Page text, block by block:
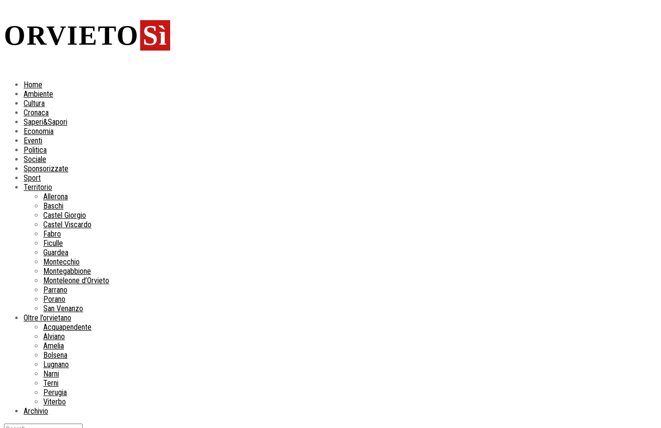
ORVIETO Sì
Home
Ambiente
Cultura
Cronaca
Saperi&Sapori
Economia
Eventi
Politica
Sociale
Sponsorizzate
Sport
Territorio
Allerona
Baschi
Castel Giorgio
Castel Viscardo
Fabro
Ficulle
Guardea
Montecchio
Montegabbione
Monteleone d’Orvieto
Parrano
Porano
San Venanzo
Oltre l’orvietano
Acquapendente
Alviano
Amelia
Bolsena
Lugnano
Narni
Terni
Perugia
Viterbo
Archivio